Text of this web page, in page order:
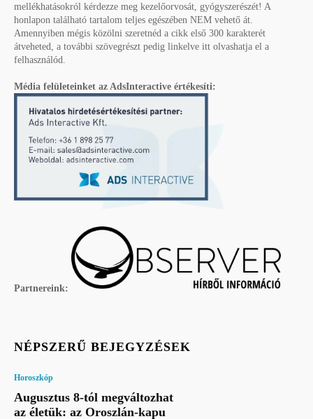
mellékhatásokról kérdezze meg kezelőorvosát, gyógyszerészét! A
honlapon található tartalom teljes egészében NEM vehető át.
Amennyiben mégis közölni szeretnéd a cikk első 300 karakterét
átveheted, a további szövegrészt pedig linkelve itt olvashatja el a
felhasználód.
Média felületeinket az AdsInteractive értékesíti:
Partnereink:
NÉPSZERŰ BEJEGYZÉSEK
Horoszkóp
Augusztus 8-tól megváltozhat
az életük: az Oroszlán-kapu